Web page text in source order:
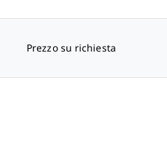
Prezzo su richiesta